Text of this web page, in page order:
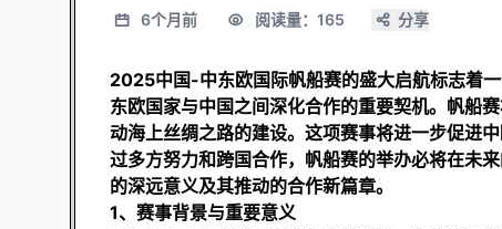
6个月前 阅读量：165 分享
2025中国-中东欧国际帆船赛的盛大启航标志着
东欧国家与中国之间深化合作的重要契机。帆船
动海上丝绸之路的建设。这项赛事将进一步促进
过多方努力和跨国合作，帆船赛的举办必将在未
的深远意义及其推动的合作新篇章。
1、赛事背景与重要意义